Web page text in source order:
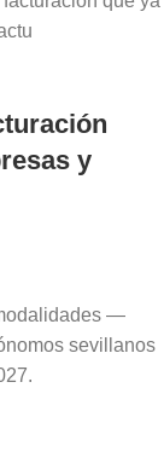
y
—
sevillanos